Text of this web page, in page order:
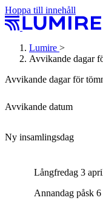
Hoppa till innehåll
Lumire >
Avvikande dagar
Avvikande dagar för
Avvikande datum
Ny insamlingsdag
Långfredag 3
Annandag påsk